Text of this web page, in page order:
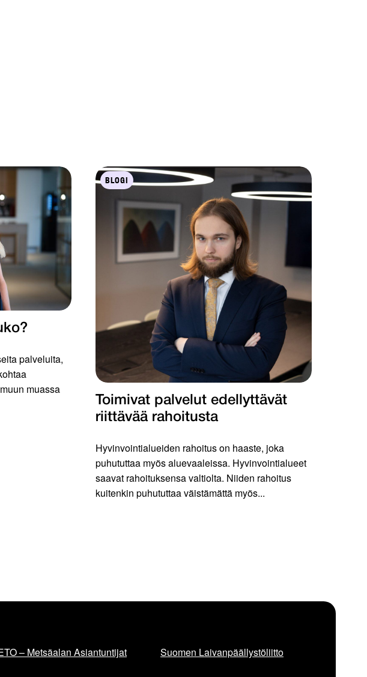
palveluita,
muassa
BLOGI
Toimivat palvelut edellyttävät
riittävää rahoitusta
Hyvinvointialueiden rahoitus on haaste, joka
puhututtaa myös aluevaaleissa. Hyvinvointialueet
saavat rahoituksensa valtiolta. Niiden rahoitus
kuitenkin puhututtaa väistämättä myös...
– Metsäalan Asiantuntijat Suomen Laivanpäällystöliitto